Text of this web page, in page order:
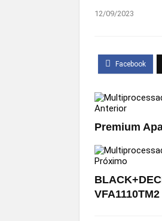
12/09/2023
Anterior
Premium
Próximo
VFA1110TM2